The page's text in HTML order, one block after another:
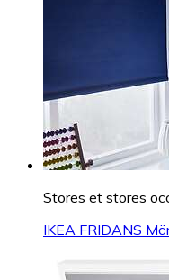
Stores et stores
IKEA FRIDANS